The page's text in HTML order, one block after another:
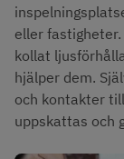
eller
kollat
hjälper dem.
och kontakter
uppskattas och